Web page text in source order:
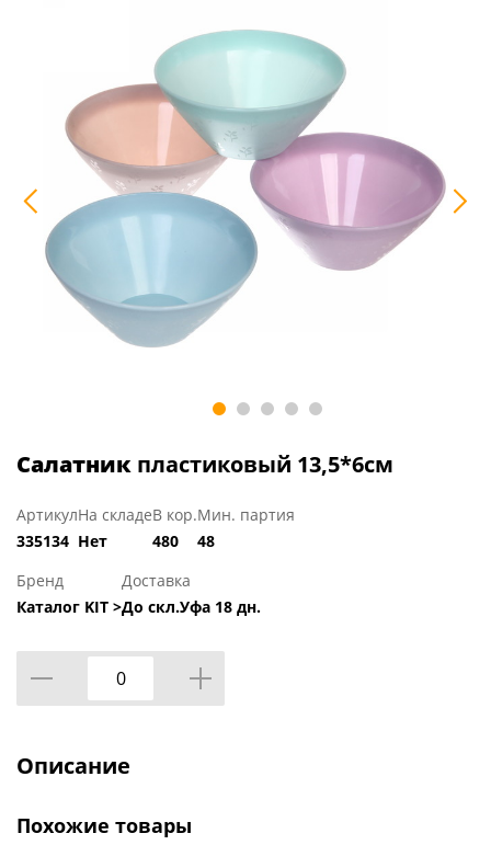
Салатник пластиковый 13,5*6см
Артикул
335134
На складе
Нет
В кор.
480
Мин. партия
48
Бренд
Каталог KIT >
Доставка
До скл.Уфа 18 дн.
Описание
Похожие товары